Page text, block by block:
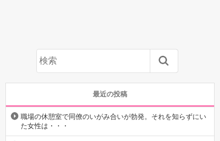
最近の投稿
職場の休憩室で同僚のいがみ合いが勃発。それを知らずにい
た女性は・・・